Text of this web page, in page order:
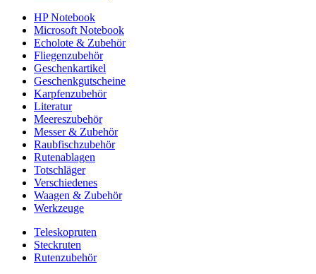
HP Notebook
Microsoft Notebook
Echolote & Zubehör
Fliegenzubehör
Geschenkartikel
Geschenkgutscheine
Karpfenzubehör
Literatur
Meereszubehör
Messer & Zubehör
Raubfischzubehör
Rutenablagen
Totschläger
Verschiedenes
Waagen & Zubehör
Werkzeuge
Teleskopruten
Steckruten
Rutenzubehör